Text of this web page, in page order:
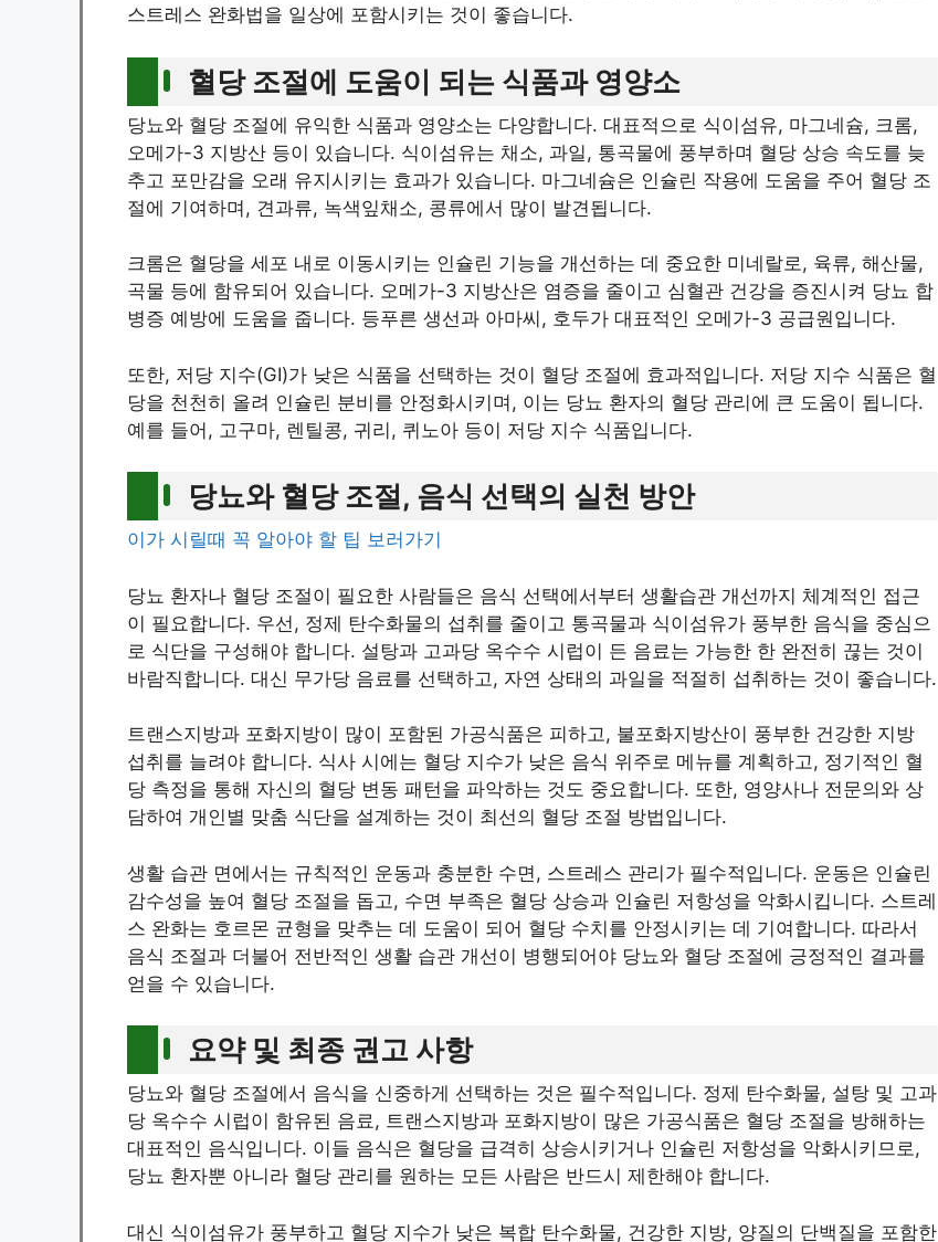
스트레스 완화법을 일상에 포함시키는 것이 좋습니다.
혈당 조절에 도움이 되는 식품과 영양소
당뇨와 혈당 조절에 유익한 식품과 영양소는 다양합니다. 대표적으로 식이섬유, 마그네슘, 크롬,
오메가-3 지방산 등이 있습니다. 식이섬유는 채소, 과일, 통곡물에 풍부하며 혈당 상승 속도를 늦
추고 포만감을 오래 유지시키는 효과가 있습니다. 마그네슘은 인슐린 작용에 도움을 주어 혈당 조
절에 기여하며, 견과류, 녹색잎채소, 콩류에서 많이 발견됩니다.
크롬은 혈당을 세포 내로 이동시키는 인슐린 기능을 개선하는 데 중요한 미네랄로, 육류, 해산물,
곡물 등에 함유되어 있습니다. 오메가-3 지방산은 염증을 줄이고 심혈관 건강을 증진시켜 당뇨 합
병증 예방에 도움을 줍니다. 등푸른 생선과 아마씨, 호두가 대표적인 오메가-3 공급원입니다.
또한, 저당 지수(GI)가 낮은 식품을 선택하는 것이 혈당 조절에 효과적입니다. 저당 지수 식품은 혈
당을 천천히 올려 인슐린 분비를 안정화시키며, 이는 당뇨 환자의 혈당 관리에 큰 도움이 됩니다.
예를 들어, 고구마, 렌틸콩, 귀리, 퀴노아 등이 저당 지수 식품입니다.
당뇨와 혈당 조절, 음식 선택의 실천 방안
이가 시릴때 꼭 알아야 할 팁 보러가기
당뇨 환자나 혈당 조절이 필요한 사람들은 음식 선택에서부터 생활습관 개선까지 체계적인 접근
이 필요합니다. 우선, 정제 탄수화물의 섭취를 줄이고 통곡물과 식이섬유가 풍부한 음식을 중심으
로 식단을 구성해야 합니다. 설탕과 고과당 옥수수 시럽이 든 음료는 가능한 한 완전히 끊는 것이
바람직합니다. 대신 무가당 음료를 선택하고, 자연 상태의 과일을 적절히 섭취하는 것이 좋습니다.
트랜스지방과 포화지방이 많이 포함된 가공식품은 피하고, 불포화지방산이 풍부한 건강한 지방
섭취를 늘려야 합니다. 식사 시에는 혈당 지수가 낮은 음식 위주로 메뉴를 계획하고, 정기적인 혈
당 측정을 통해 자신의 혈당 변동 패턴을 파악하는 것도 중요합니다. 또한, 영양사나 전문의와 상
담하여 개인별 맞춤 식단을 설계하는 것이 최선의 혈당 조절 방법입니다.
생활 습관 면에서는 규칙적인 운동과 충분한 수면, 스트레스 관리가 필수적입니다. 운동은 인슐린
감수성을 높여 혈당 조절을 돕고, 수면 부족은 혈당 상승과 인슐린 저항성을 악화시킵니다. 스트레
스 완화는 호르몬 균형을 맞추는 데 도움이 되어 혈당 수치를 안정시키는 데 기여합니다. 따라서
음식 조절과 더불어 전반적인 생활 습관 개선이 병행되어야 당뇨와 혈당 조절에 긍정적인 결과를
얻을 수 있습니다.
요약 및 최종 권고 사항
당뇨와 혈당 조절에서 음식을 신중하게 선택하는 것은 필수적입니다. 정제 탄수화물, 설탕 및 고과
당 옥수수 시럽이 함유된 음료, 트랜스지방과 포화지방이 많은 가공식품은 혈당 조절을 방해하는
대표적인 음식입니다. 이들 음식은 혈당을 급격히 상승시키거나 인슐린 저항성을 악화시키므로,
당뇨 환자뿐 아니라 혈당 관리를 원하는 모든 사람은 반드시 제한해야 합니다.
대신 식이섬유가 풍부하고 혈당 지수가 낮은 복합 탄수화물, 건강한 지방, 양질의 단백질을 포함한